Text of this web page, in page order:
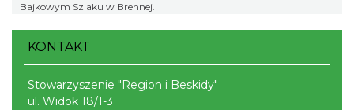
Bajkowym Szlaku w Brennej.
KONTAKT
Stowarzyszenie "Region i Beskidy"
ul. Widok 18/1-3